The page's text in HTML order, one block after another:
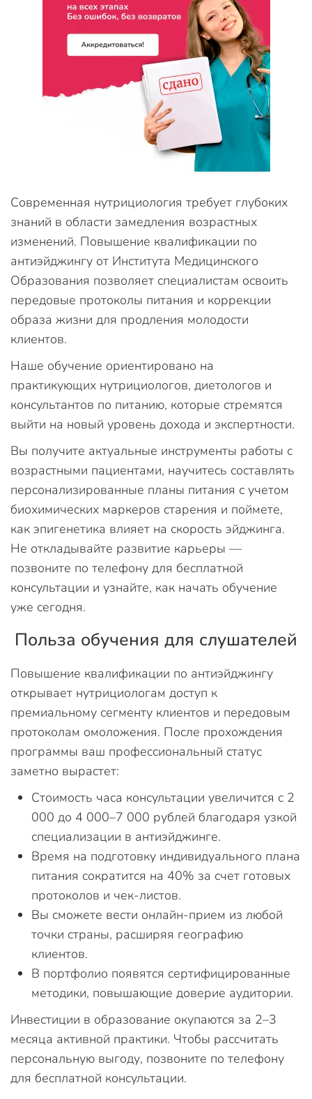
Современная нутрициология требует глубоких
знаний в области замедления возрастных
изменений. Повышение квалификации по
антиэйджингу от Института Медицинского
Образования позволяет специалистам освоить
передовые протоколы питания и коррекции
образа жизни для продления молодости
клиентов.
Наше обучение ориентировано на
практикующих нутрициологов, диетологов и
консультантов по питанию, которые стремятся
выйти на новый уровень дохода и экспертности.
Вы получите актуальные инструменты работы с
возрастными пациентами, научитесь составлять
персонализированные планы питания с учетом
биохимических маркеров старения и поймете,
как эпигенетика влияет на скорость эйджинга.
Не откладывайте развитие карьеры —
позвоните по телефону для бесплатной
консультации и узнайте, как начать обучение
уже сегодня.
Польза обучения для слушателей
Повышение квалификации по антиэйджингу
открывает нутрициологам доступ к
премиальному сегменту клиентов и передовым
протоколам омоложения. После прохождения
программы ваш профессиональный статус
заметно вырастет:
Стоимость часа консультации увеличится с 2
000 до 4 000–7 000 рублей благодаря узкой
специализации в антиэйджинге.
Время на подготовку индивидуального плана
питания сократится на 40% за счет готовых
протоколов и чек-листов.
Вы сможете вести онлайн-прием из любой
точки страны, расширяя географию
клиентов.
В портфолио появятся сертифицированные
методики, повышающие доверие аудитории.
Инвестиции в образование окупаются за 2–3
месяца активной практики. Чтобы рассчитать
персональную выгоду, позвоните по телефону
для бесплатной консультации.